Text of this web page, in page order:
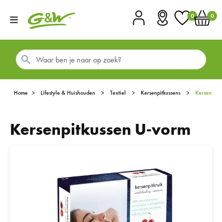
0 0
Home Lifestyle & Huishouden Textiel Kersenpitkussens
Kersenpitkussen U-vorm